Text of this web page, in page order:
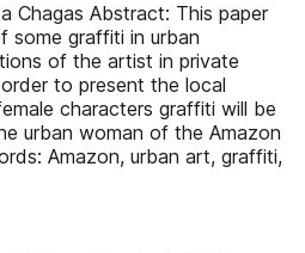
Chagas Abstract: This paper
some graffiti in urban
of the artist in private
to present the local
characters graffiti will be
urban woman of the Amazon
Amazon, urban art, graffiti,